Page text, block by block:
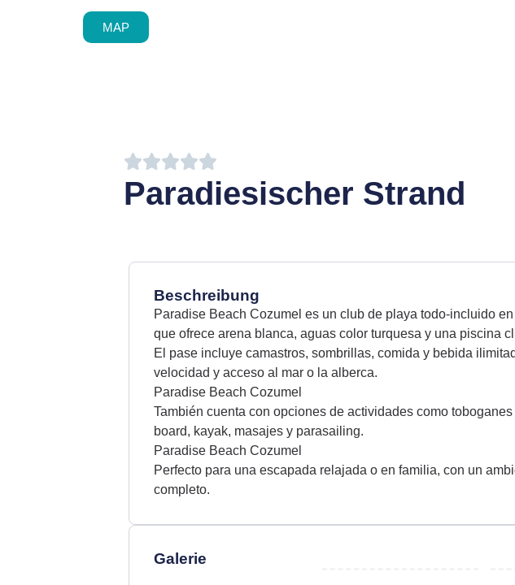
עִבְרִית
Über
Blog
Name
E-Mail
Nachricht
MAP
Paradiesischer Strand
Beschreibung
Paradise Beach Cozumel es un club de playa todo-incluido
que ofrece arena blanca, aguas color turquesa y una piscina
El pase incluye camastros, sombrillas, comida y bebida
velocidad y acceso al mar o la alberca.
Paradise Beach Cozumel
También cuenta con opciones de actividades como
board, kayak, masajes y parasailing.
Paradise Beach Cozumel
Perfecto para una escapada relajada o en familia, con un
completo.
Galerie